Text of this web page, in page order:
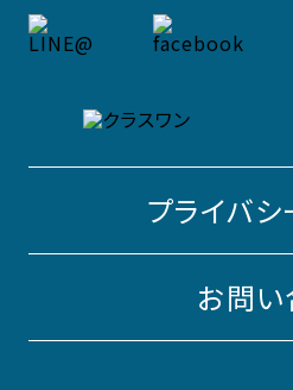
プライバ
お問